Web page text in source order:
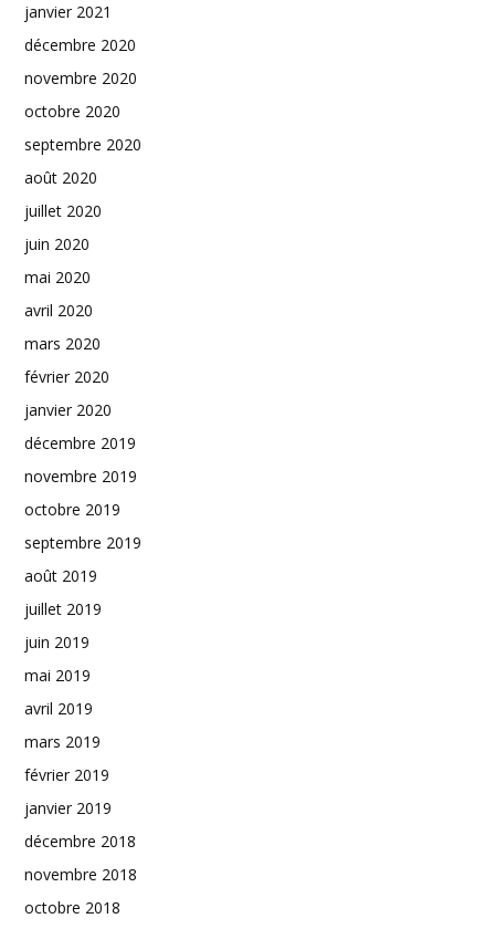
janvier 2021
décembre 2020
novembre 2020
octobre 2020
septembre 2020
août 2020
juillet 2020
juin 2020
mai 2020
avril 2020
mars 2020
février 2020
janvier 2020
décembre 2019
novembre 2019
octobre 2019
septembre 2019
août 2019
juillet 2019
juin 2019
mai 2019
avril 2019
mars 2019
février 2019
janvier 2019
décembre 2018
novembre 2018
octobre 2018